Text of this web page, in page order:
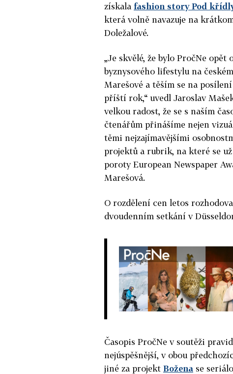
získala fashion story Pod
která volně navazuje na
Doležalové.
„Je skvělé, že bylo PročNe
byznysového lifestylu na
Marešové a těším se na
příští rok,“ uvedl Jaroslav
velkou radost, že se s naším
čtenářům přinášíme nejen
těmi nejzajímavějšími
projektů a rubrik, na které se
poroty European Newspaper
Marešová.
O rozdělení cen letos
dvoudenním setkání v
Časopis PročNe v soutěži
nejúspěšnější, v obou
jiné za projekt Božena se